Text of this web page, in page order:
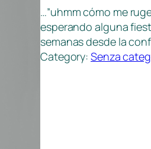
…”uhmm cómo me
esperando alguna
semanas desde la
Category:Senza